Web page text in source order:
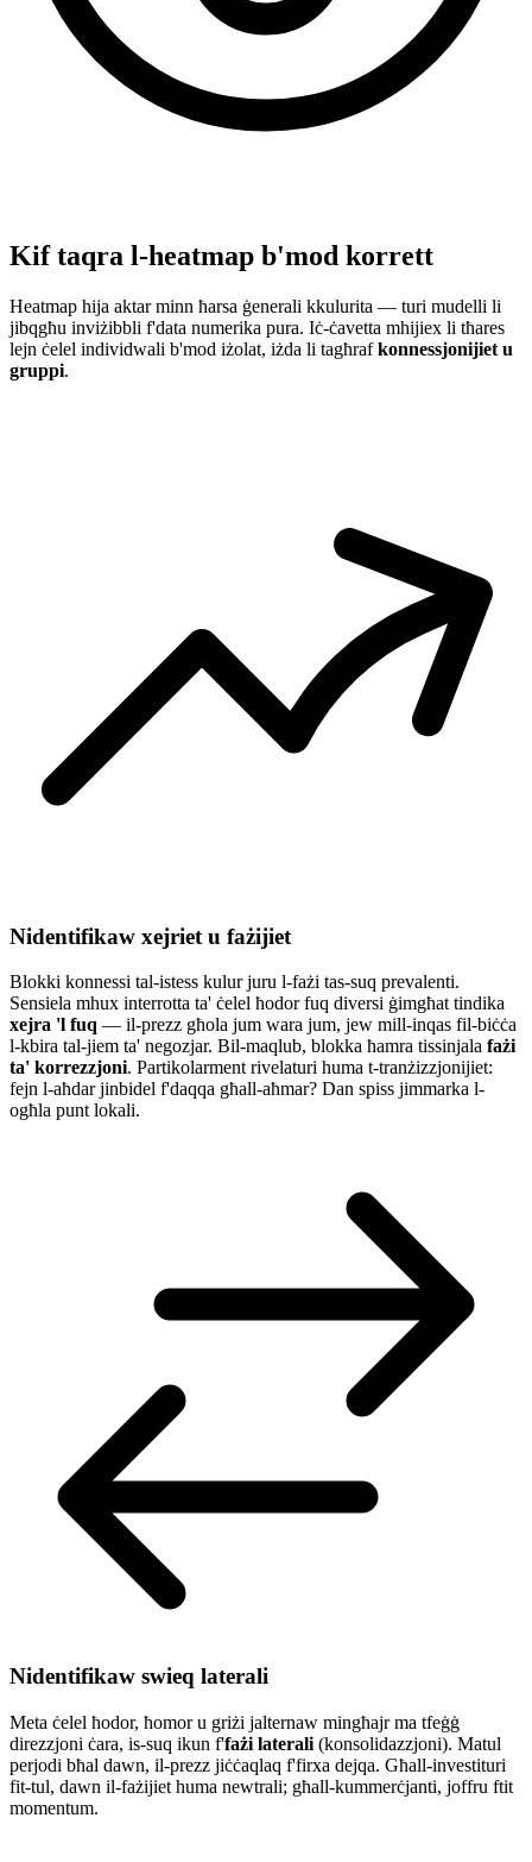
Kif taqra l-heatmap b'mod korrett
Heatmap hija aktar minn ħarsa ġenerali kkulurita — turi mudelli li
jibqgħu inviżibbli f'data numerika pura. Iċ-ċavetta mhijiex li tħares
lejn ċelel individwali b'mod iżolat, iżda li tagħrafkonnessjonijiet u
gruppi.
Nidentifikaw xejriet u fażijiet
Blokki konnessi tal-istess kulur juru l-fażi tas-suq prevalenti.
Sensiela mhux interrotta ta' ċelel ħodor fuq diversi ġimgħat tindika
xejra 'l fuq — il-prezz għola jum wara jum, jew mill-inqas fil-biċċa
l-kbira tal-jiem ta' negozjar. Bil-maqlub, blokka ħamra tissinjala fażi
ta' korrezzjoni. Partikolarment rivelaturi huma t-tranżizzjonijiet:
fejn l-aħdar jinbidel f'daqqa għall-aħmar? Dan spiss jimmarka l-
ogħla punt lokali.
Nidentifikaw swieq laterali
Meta ċelel ħodor, ħomor u griżi jalternaw mingħajr ma tfeġġ
direzzjoni ċara, is-suq ikun f'fażi laterali (konsolidazzjoni). Matul
perjodi bħal dawn, il-prezz jiċċaqlaq f'firxa dejqa. Għall-investituri
fit-tul, dawn il-fażijiet huma newtrali; għall-kummerċjanti, joffru ftit
momentum.